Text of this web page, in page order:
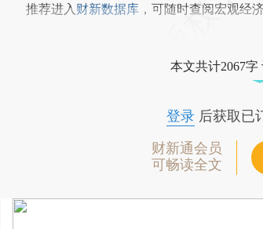
推荐进入 财新数据库 ，可随时查阅宏观经
本文共计2067
登录后获取已
财新通会员
可畅读全文